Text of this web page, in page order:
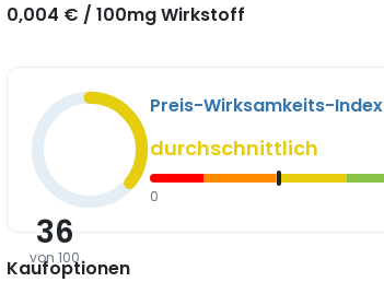
0,004 € / 100mg Wirkstoff
36
von 100
Preis-Wirksamkeits-Index
durchschnittlich
0
Kaufoptionen